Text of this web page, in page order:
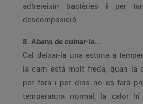
adhereixin bactèries i per
descomposició.
8. Abans de cuinar-la...
Cal deixar-la una estona a
la carn està molt freda, quan la
per fora i per dins no es farà
temperatura normal, la calor